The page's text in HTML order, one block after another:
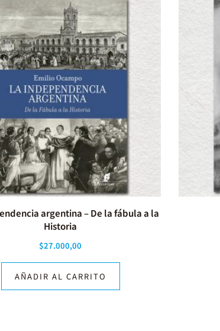
argentina – De la fábula a la
Historia
$27.000,00
AÑADIR AL CARRITO